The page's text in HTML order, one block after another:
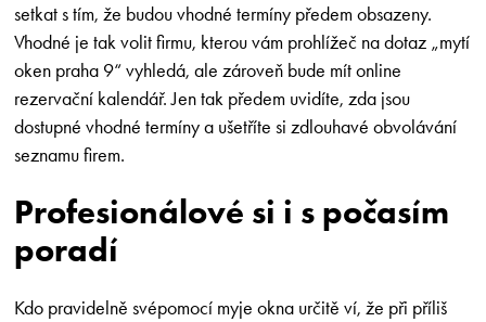
setkat s tím, že budou vhodné termíny předem obsazeny.
Vhodné je tak volit firmu, kterou vám prohlížeč na dotaz „mytí
oken praha 9“ vyhledá, ale zároveň bude mít online
rezervační kalendář. Jen tak předem uvidíte, zda jsou
dostupné vhodné termíny a ušetříte si zdlouhavé obvolávání
seznamu firem.
Profesionálové si i s počasím
poradí
Kdo pravidelně svépomocí myje okna určitě ví, že při příliš